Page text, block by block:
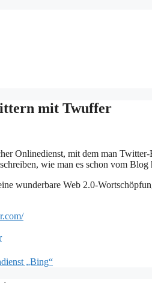
mit Twuffer
Onlinedienst, mit dem man
wie man es schon vom Blog
wunderbare Web 2.0-
„Bing“